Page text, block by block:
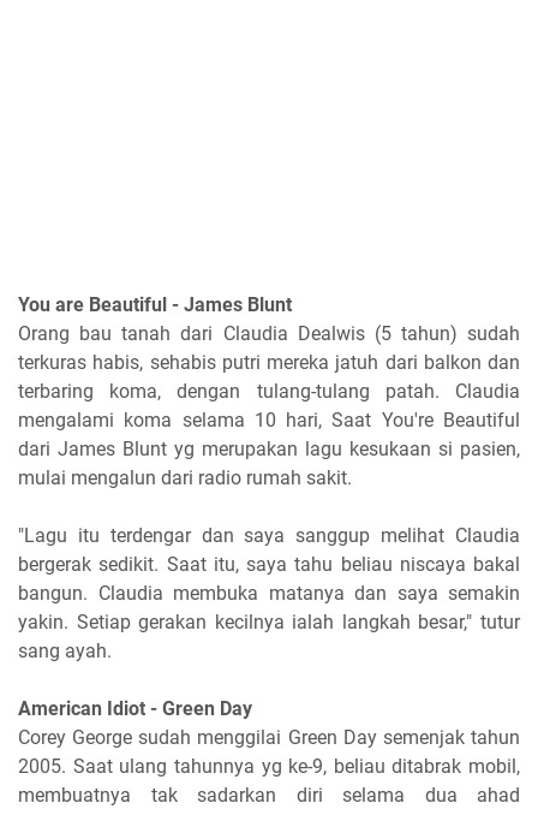
You are Beautiful - James Blunt
Orang bau tanah dari Claudia Dealwis (5 tahun) sudah
terkuras habis, sehabis putri mereka jatuh dari balkon dan
terbaring koma, dengan tulang-tulang patah. Claudia
mengalami koma selama 10 hari, Saat You're Beautiful
dari James Blunt yg merupakan lagu kesukaan si pasien,
mulai mengalun dari radio rumah sakit.
"Lagu itu terdengar dan saya sanggup melihat Claudia
bergerak sedikit. Saat itu, saya tahu beliau niscaya bakal
bangun. Claudia membuka matanya dan saya semakin
yakin. Setiap gerakan kecilnya ialah langkah besar," tutur
sang ayah.
American Idiot - Green Day
Corey George sudah menggilai Green Day semenjak tahun
2005. Saat ulang tahunnya yg ke-9, beliau ditabrak mobil,
membuatnya tak sadarkan diri selama dua ahad